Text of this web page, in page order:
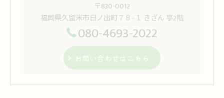
〒830-0012
福岡県久留米市日ノ出町７８−１ きざん 亭2階
080-4693-2022
お問い合わせはこちら